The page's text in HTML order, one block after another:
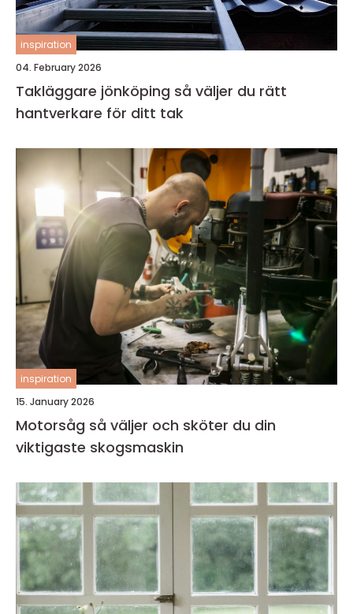
inspiration
04. February 2026
Takläggare jönköping så väljer du rätt
hantverkare för ditt tak
inspiration
15. January 2026
Motorsåg så väljer och sköter du din
viktigaste skogsmaskin